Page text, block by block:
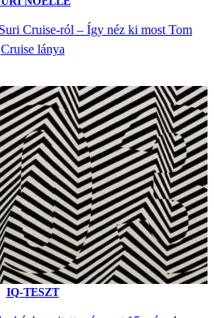
Cruise-ról – Így néz ki most Tom
Cruise lánya
IQ-TESZT